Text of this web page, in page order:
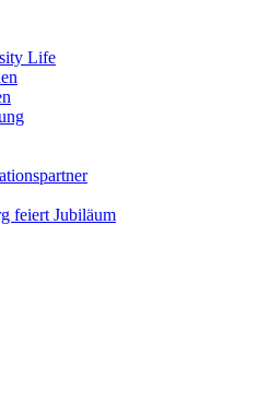
Life
feiert Jubiläum